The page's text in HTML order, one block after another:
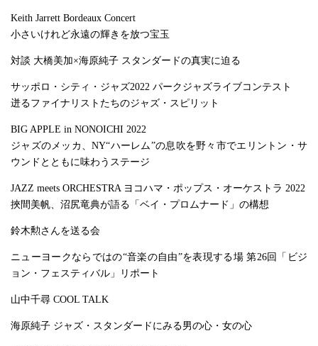
Keith Jarrett Bordeaux Concert
小さいけれど永遠の輝きを放つ宝玉
対談 大橋美加×海原純子 スタンダードの真実に迫る
サッポロ・シティ・ジャズ2022 パークジャズライブコンテスト
迸るファイナリストたちのジャズ・スピリット
BIG APPLE in NONOICHI 2022
ジャズのメッカ、NY“ハーレム”の息吹を野々市でエリントン・サ
ウンドとともに味わうステージ
JAZZ meets ORCHESTRA ヨコハマ・ポップス・オーケストラ 2022
挾間美帆、沼尻竜典が語る「ベイ・プロムナード」の構想
鈴木勲さんを送る会
ニューヨークならではの“音楽の自由”を表現する場 第26回「ビジ
ョン・フェスティバル」リポート
山中千尋 COOL TALK
海原純子 ジャズ・スタンダードにみる男の心・女の心